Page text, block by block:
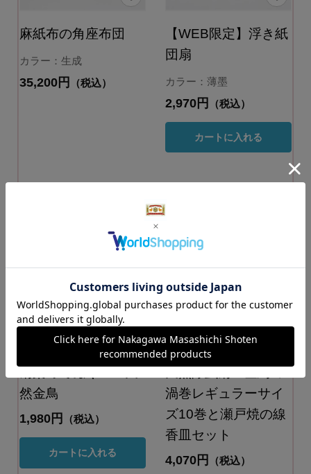
麻紙布の角座布団
カラー：生成
35,200円 （税込）
【WEB限定】浮き紙
団扇
カラー：薄墨
2,970円 （税込）
カートに入れる
金鳥の夏日本の夏
然金鳥
1,980円 （税込）
カートに入れる
金鳥の夏日本の夏
渦巻レギュラーサイ
ズ10巻と瀬戸焼の線
香皿セット
4,070円 （税込）